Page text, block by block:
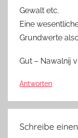
Gewalt etc.
Eine
Grundwerte
Gut – Nawalnij
Antworten
Schreibe